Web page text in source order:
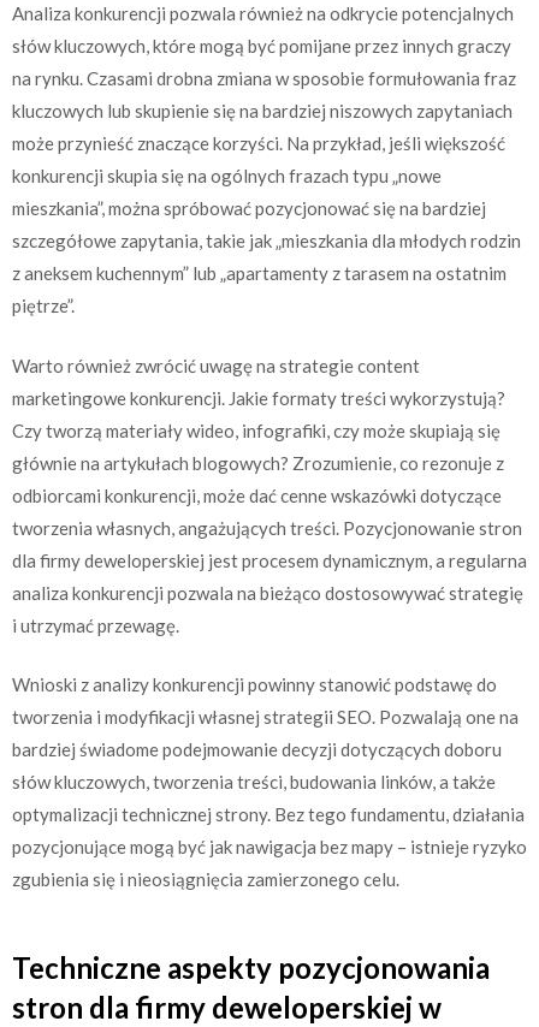
Analiza konkurencji pozwala również na odkrycie potencjalnych
słów kluczowych, które mogą być pomijane przez innych graczy
na rynku. Czasami drobna zmiana w sposobie formułowania fraz
kluczowych lub skupienie się na bardziej niszowych zapytaniach
może przynieść znaczące korzyści. Na przykład, jeśli większość
konkurencji skupia się na ogólnych frazach typu „nowe
mieszkania”, można spróbować pozycjonować się na bardziej
szczegółowe zapytania, takie jak „mieszkania dla młodych rodzin
z aneksem kuchennym” lub „apartamenty z tarasem na ostatnim
piętrze”.
Warto również zwrócić uwagę na strategie content
marketingowe konkurencji. Jakie formaty treści wykorzystują?
Czy tworzą materiały wideo, infografiki, czy może skupiają się
głównie na artykułach blogowych? Zrozumienie, co rezonuje z
odbiorcami konkurencji, może dać cenne wskazówki dotyczące
tworzenia własnych, angażujących treści. Pozycjonowanie stron
dla firmy deweloperskiej jest procesem dynamicznym, a regularna
analiza konkurencji pozwala na bieżąco dostosowywać strategię
i utrzymać przewagę.
Wnioski z analizy konkurencji powinny stanowić podstawę do
tworzenia i modyfikacji własnej strategii SEO. Pozwalają one na
bardziej świadome podejmowanie decyzji dotyczących doboru
słów kluczowych, tworzenia treści, budowania linków, a także
optymalizacji technicznej strony. Bez tego fundamentu, działania
pozycjonujące mogą być jak nawigacja bez mapy – istnieje ryzyko
zgubienia się i nieosiągnięcia zamierzonego celu.
Techniczne aspekty pozycjonowania
stron dla firmy deweloperskiej w